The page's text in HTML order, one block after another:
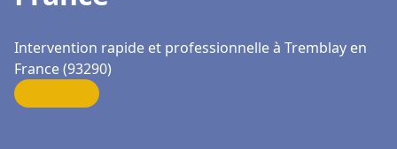
Intervention rapide et professionnelle à Tremblay en
France (93290)